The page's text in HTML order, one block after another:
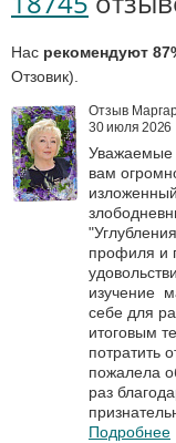
Нас рекомендуют
Отзовик).
Отзыв
30 июля 2026
Уважаемые
вам
профиля и
изучение
себе для
итоговым
потратить
пожалела
раз
Подробнее